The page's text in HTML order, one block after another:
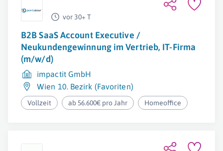
vor 30+ T
B2B SaaS Account Executive /
Neukundengewinnung im Vertrieb, IT-Firma
(m/w/d)
impactit GmbH
Wien 10. Bezirk (Favoriten)
Vollzeit ab 56.600€ pro Jahr Homeoffice